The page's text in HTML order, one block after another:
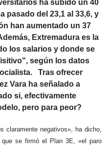
ha subido un 40
pasado del 23,1 al 33,6, y
han aumentado un 37
Extremadura es la
los salarios y donde se
según los datos
Tras ofrecer
Vara ha señalado a
si, efectivamente
pero para peor?
negativos», ha dicho,
se firmó el Plan 3E, «el paro